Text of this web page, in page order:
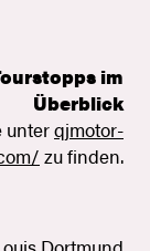
im
Überblick
unterqjmotor-
zu finden.